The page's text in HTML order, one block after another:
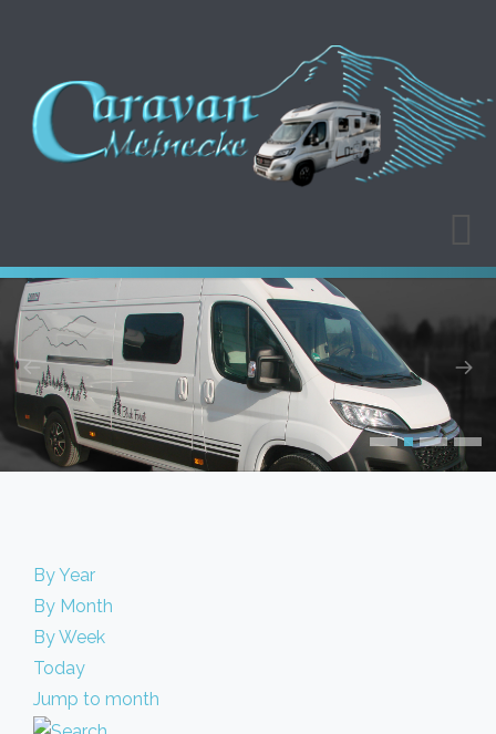
By Year
By Month
By Week
Today
Jump to month